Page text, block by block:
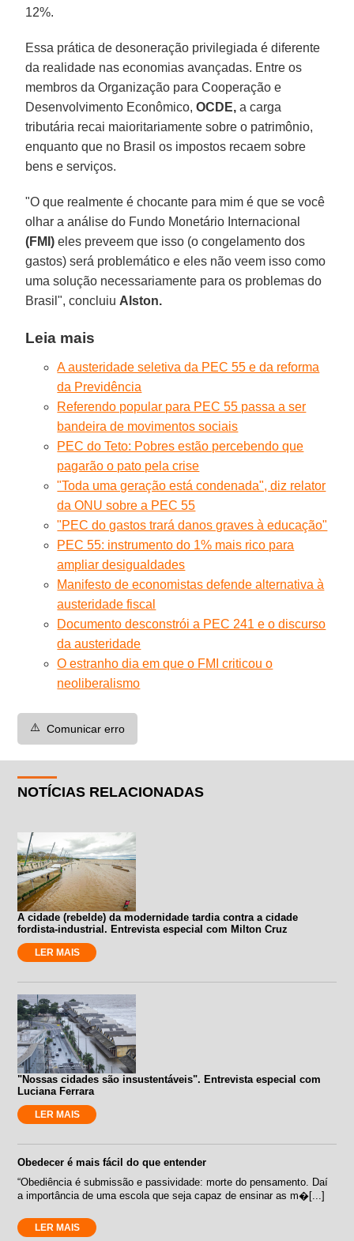
12%.
Essa prática de desoneração privilegiada é diferente
da realidade nas economias avançadas. Entre os
membros da Organização para Cooperação e
Desenvolvimento Econômico,OCDE, a carga
tributária recai maioritariamente sobre o patrimônio,
enquanto que no Brasil os impostos recaem sobre
bens e serviços.
"O que realmente é chocante para mim é que se você
olhar a análise do Fundo Monetário Internacional
(FMI) eles preveem que isso (o congelamento dos
gastos) será problemático e eles não veem isso como
uma solução necessariamente para os problemas do
Brasil", concluiu Alston.
Leia mais
A austeridade seletiva da PEC 55 e da reforma
da Previdência
Referendo popular para PEC 55 passa a ser
bandeira de movimentos sociais
PEC do Teto: Pobres estão percebendo que
pagarão o pato pela crise
"Toda uma geração está condenada", diz relator
da ONU sobre a PEC 55
"PEC do gastos trará danos graves à educação"
PEC 55: instrumento do 1% mais rico para
ampliar desigualdades
Manifesto de economistas defende alternativa à
austeridade fiscal
Documento desconstrói a PEC 241 e o discurso
da austeridade
O estranho dia em que o FMI criticou o
neoliberalismo
⚠️ Comunicar erro
NOTÍCIAS RELACIONADAS
A cidade (rebelde) da modernidade tardia contra a cidade
fordista-industrial. Entrevista especial com Milton Cruz
LER MAIS
"Nossas cidades são insustentáveis". Entrevista especial com
Luciana Ferrara
LER MAIS
Obedecer é mais fácil do que entender
“Obediência é submissão e passividade: morte do pensamento. Daí
a importância de uma escola que seja capaz de ensinar as m�[...]
LER MAIS